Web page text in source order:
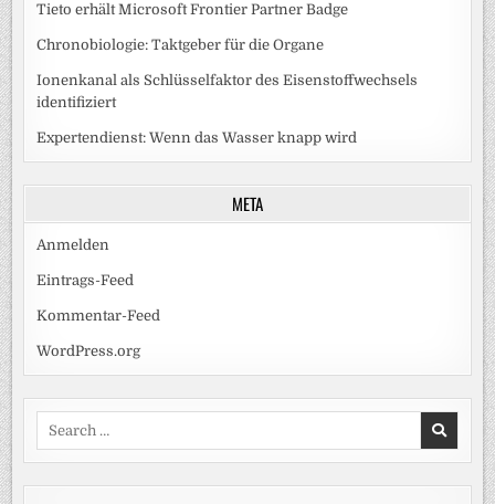
Tieto erhält Microsoft Frontier Partner Badge
Chronobiologie: Taktgeber für die Organe
Ionenkanal als Schlüsselfaktor des Eisenstoffwechsels
identifiziert
Expertendienst: Wenn das Wasser knapp wird
META
Anmelden
Eintrags-Feed
Kommentar-Feed
WordPress.org
Search